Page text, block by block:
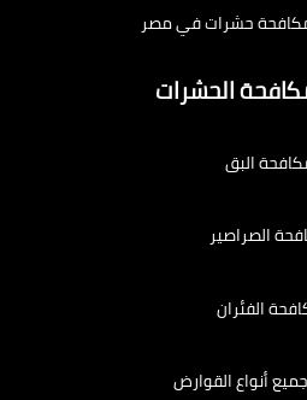
حشرات في مصر
الحشرات
البق
الصراصير
الفئران
أنواع القوارض